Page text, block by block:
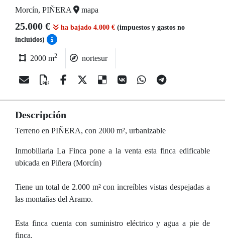
Morcín, PIÑERA mapa
25.000 € ha bajado 4.000 € (impuestos y gastos no
incluídos)
2000 m2 nortesur
Descripción
Terreno en PIÑERA, con 2000 m², urbanizable
Inmobiliaria La Finca pone a la venta esta finca edificable
ubicada en Piñera (Morcín)
Tiene un total de 2.000 m² con increíbles vistas despejadas a
las montañas del Aramo.
Esta finca cuenta con suministro eléctrico y agua a pie de
finca.